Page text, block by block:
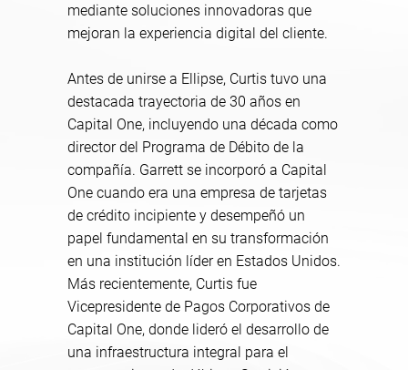
mediante soluciones innovadoras que
mejoran la experiencia digital del cliente.
Antes de unirse a Ellipse, Curtis tuvo una
destacada trayectoria de 30 años en
Capital One, incluyendo una década como
director del Programa de Débito de la
compañía. Garrett se incorporó a Capital
One cuando era una empresa de tarjetas
de crédito incipiente y desempeñó un
papel fundamental en su transformación
en una institución líder en Estados Unidos.
Más recientemente, Curtis fue
Vicepresidente de Pagos Corporativos de
Capital One, donde lideró el desarrollo de
una infraestructura integral para el